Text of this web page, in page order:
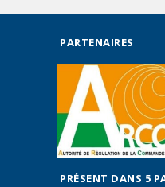
PARTENAIRES
PRÉSENT DANS 5